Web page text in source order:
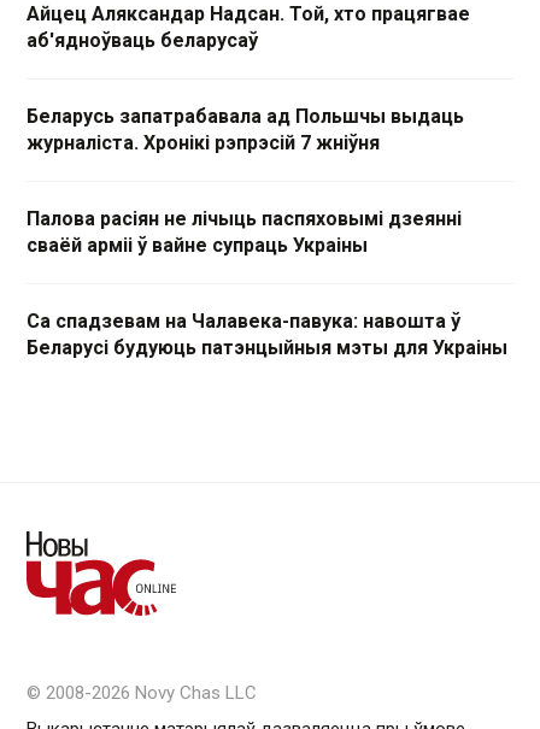
Айцец Аляксандар Надсан. Той, хто працягвае
аб'ядноўваць беларусаў
Беларусь запатрабавала ад Польшчы выдаць
журналіста. Хронікі рэпрэсій 7 жніўня
Палова расіян не лічыць паспяховымі дзеянні
сваёй арміі ў вайне супраць Украіны
Са спадзевам на Чалавека-павука: навошта ў
Беларусі будуюць патэнцыйныя мэты для Украіны
© 2008-2026 Novy Chas LLC